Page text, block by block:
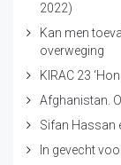
2022)
Kan men
overweging
KIRAC 23
Afghanistan.
Sifan Hassan
In gevecht